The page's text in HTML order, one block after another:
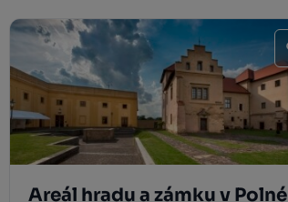
Areál hradu a zámku v Polné